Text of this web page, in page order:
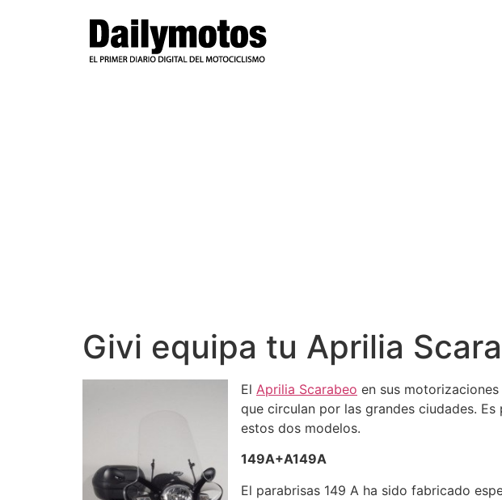
Givi equipa tu Aprilia
El Aprilia Scarabeo en sus
que circulan por las grandes ciudades. Es
estos dos modelos.
149A+A149A
El parabrisas 149 A ha sido fabricado